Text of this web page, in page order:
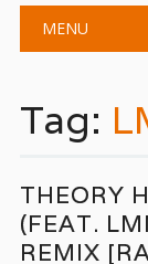
Main
MENU
Tag:
THEORY
(FEAT.
REMIX